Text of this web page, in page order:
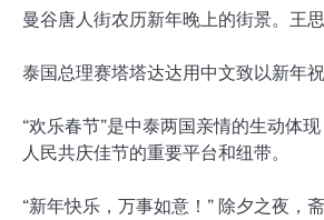
曼谷唐人街农历新年晚上的街景。王
泰国总理赛塔塔达达用中文致以新年
“欢乐春节”是中泰两国亲情的生动体
人民共庆佳节的重要平台和纽带。
“新年快乐，万事如意！” 除夕之夜，